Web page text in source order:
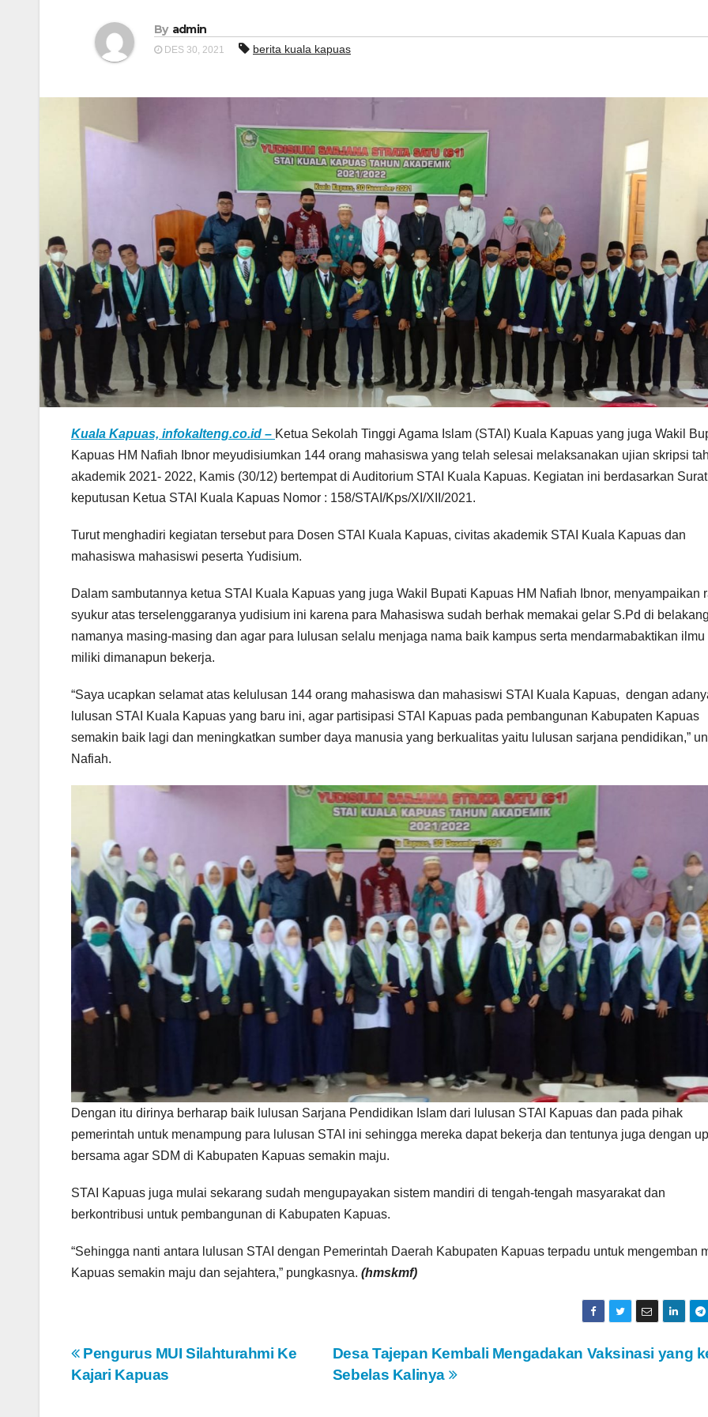
By admin
DES 30, 2021 berita kuala kapuas
Kuala Kapuas, infokalteng.co.id – Ketua Sekolah Tinggi Agama Islam (STAI) Kuala Kapuas yang juga Wakil
Kapuas HM Nafiah Ibnor meyudisiumkan 144 orang mahasiswa yang telah selesai melaksanakan ujian skripsi
akademik 2021- 2022, Kamis (30/12) bertempat di Auditorium STAI Kuala Kapuas. Kegiatan ini berdasarkan Surat
keputusan Ketua STAI Kuala Kapuas Nomor : 158/STAI/Kps/XI/XII/2021.
Turut menghadiri kegiatan tersebut para Dosen STAI Kuala Kapuas, civitas akademik STAI Kuala Kapuas dan
mahasiswa mahasiswi peserta Yudisium.
Dalam sambutannya ketua STAI Kuala Kapuas yang juga Wakil Bupati Kapuas HM Nafiah Ibnor, menyampaikan
syukur atas terselenggaranya yudisium ini karena para Mahasiswa sudah berhak memakai gelar S.Pd di
namanya masing-masing dan agar para lulusan selalu menjaga nama baik kampus serta mendarmabaktikan ilmu
miliki dimanapun bekerja.
“Saya ucapkan selamat atas kelulusan 144 orang mahasiswa dan mahasiswi STAI Kuala Kapuas, dengan
lulusan STAI Kuala Kapuas yang baru ini, agar partisipasi STAI Kapuas pada pembangunan Kabupaten Kapuas
semakin baik lagi dan meningkatkan sumber daya manusia yang berkualitas yaitu lulusan sarjana pendidikan,”
Nafiah.
Dengan itu dirinya berharap baik lulusan Sarjana Pendidikan Islam dari lulusan STAI Kapuas dan pada pihak
pemerintah untuk menampung para lulusan STAI ini sehingga mereka dapat bekerja dan tentunya juga dengan
bersama agar SDM di Kabupaten Kapuas semakin maju.
STAI Kapuas juga mulai sekarang sudah mengupayakan sistem mandiri di tengah-tengah masyarakat dan
berkontribusi untuk pembangunan di Kabupaten Kapuas.
“Sehingga nanti antara lulusan STAI dengan Pemerintah Daerah Kabupaten Kapuas terpadu untuk mengemban
Kapuas semakin maju dan sejahtera,” pungkasnya. (hmskmf)
N
Desa Tajepan Kembali Mengadakan Vaksinasi yang
Sebelas Kalinya
Pengurus MUI Silahturahmi Ke
Kajari Kapuas